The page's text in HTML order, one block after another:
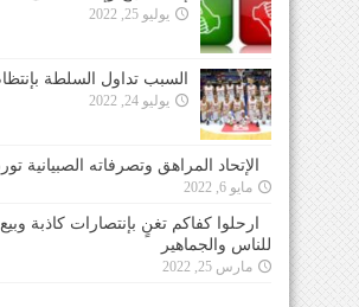
يوليو 25, 2022
السبب تداول السلطة
يوليو 24, 2022
الإتحاد المراهق وتصرفاته الصبيانية
مايو 6, 2022
ارحلوا كفاكم تغنٍ بإنتصارات كاذبة وبيع
للناس والجماهير
مارس 25, 2022